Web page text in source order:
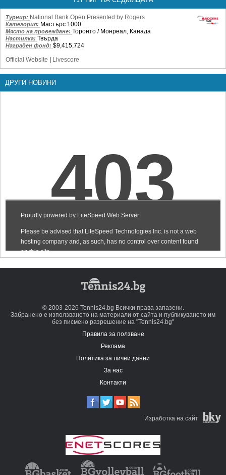
Турнир: National Bank Open Presented by Rogers
Категория: Мастърс 1000
Място на провеждане: Торонто / Монреал, Канада
Настилка: Твърда
Награден фонд: $9,415,724
Official Website
Livescore
ДРУГИ НОВИНИ
© 2003-2026 Tennis24.bg Всички права запазени.
Забранено е използването на материали от сайта и публикуването им
без писмено разрешение на "Tennis24.bg"
Правила за ползване
Реклама
Политика за лични данни
За нас
Контакти
Изработка на сайт